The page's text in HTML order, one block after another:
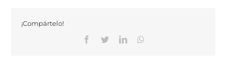
¡Compártelo!
Facebook
TwitterLinkedinWhatsapp